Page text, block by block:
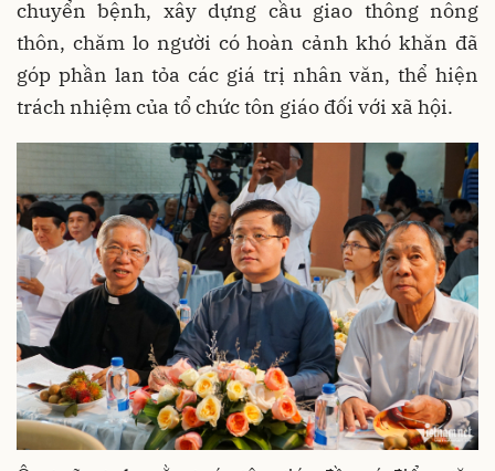
chuyển bệnh, xây dựng cầu giao thông nông
thôn, chăm lo người có hoàn cảnh khó khăn đã
góp phần lan tỏa các giá trị nhân văn, thể hiện
trách nhiệm của tổ chức tôn giáo đối với xã hội.